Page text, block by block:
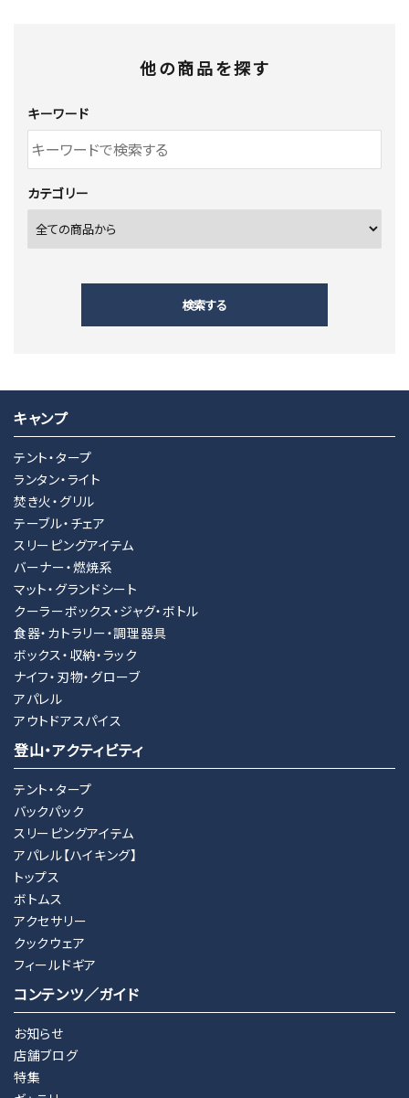
他の商品を探す
キーワード
カテゴリー
検索する
キーワード
カテゴリー
キャンプ
テント・タープ
ランタン・ライト
焚き火・グリル
テーブル・チェア
スリーピングアイテム
バーナー・燃焼系
マット・グランドシート
クーラーボックス・ジャグ・ボトル
食器・カトラリー・調理器具
ボックス・収納・ラック
ナイフ・刃物・グローブ
アパレル
アウトドアスパイス
登山・アクティビティ
テント・タープ
バックパック
スリーピングアイテム
アパレル【ハイキング】
トップス
ボトムス
アクセサリー
クックウェア
フィールドギア
コンテンツ／ガイド
お知らせ
店舗ブログ
特集